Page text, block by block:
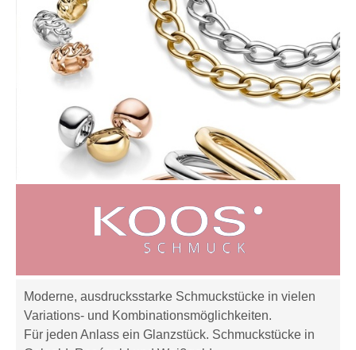
Moderne, ausdrucksstarke Schmuckstücke in vielen
Variations- und Kombinationsmöglichkeiten.
Für jeden Anlass ein Glanzstück. Schmuckstücke in